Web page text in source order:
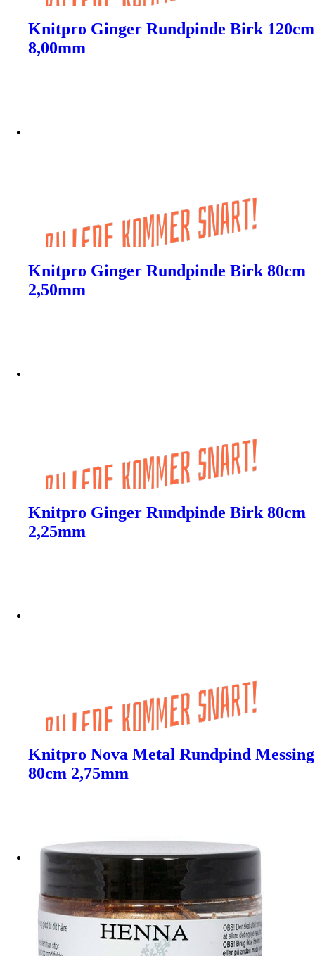
Knitpro Ginger Rundpinde Birk 120cm
8,00mm
Knitpro Ginger Rundpinde Birk 80cm
2,50mm
Knitpro Ginger Rundpinde Birk 80cm
2,25mm
Knitpro Nova Metal Rundpind Messing
80cm 2,75mm